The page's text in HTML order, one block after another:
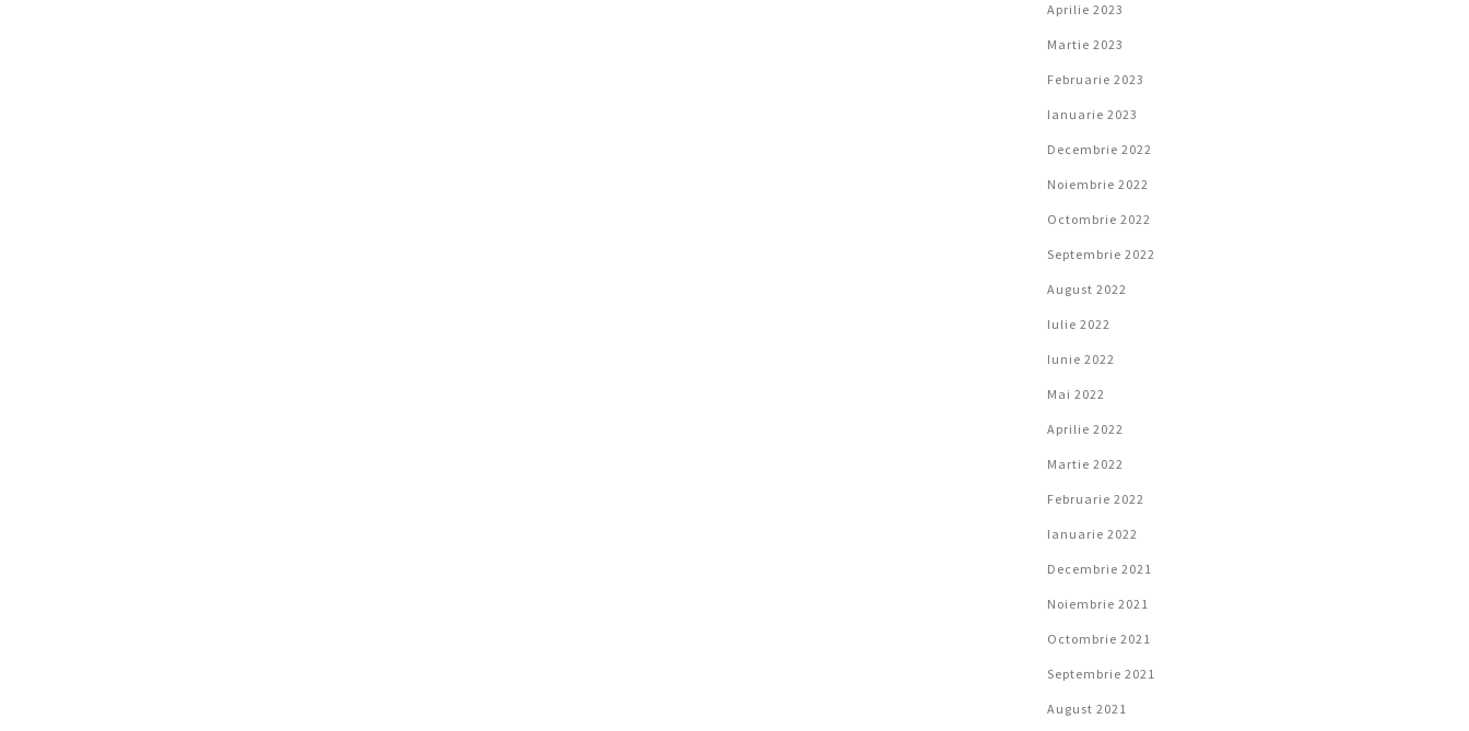
Aprilie 2023
Martie 2023
Februarie 2023
Ianuarie 2023
Decembrie 2022
Noiembrie 2022
Octombrie 2022
Septembrie 2022
August 2022
Iulie 2022
Iunie 2022
Mai 2022
Aprilie 2022
Martie 2022
Februarie 2022
Ianuarie 2022
Decembrie 2021
Noiembrie 2021
Octombrie 2021
Septembrie 2021
August 2021